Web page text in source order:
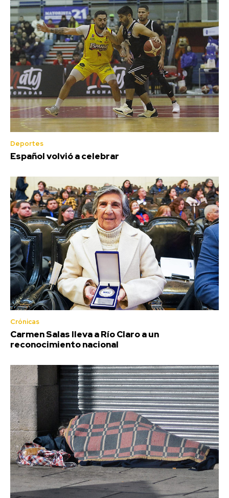
Deportes
Español volvió a celebrar
Crónicas
Carmen Salas lleva a Río Claro a un
reconocimiento nacional